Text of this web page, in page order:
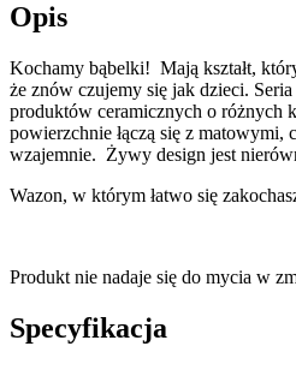
Opis
Kochamy bąbelki! Mają kształt,
że ​​znów czujemy się jak dzieci. Seria
produktów ceramicznych o różnych
powierzchnie łączą się z matowymi,
wzajemnie. Żywy design jest
Wazon, w którym łatwo się
Produkt nie nadaje się do mycia w
Specyfikacja